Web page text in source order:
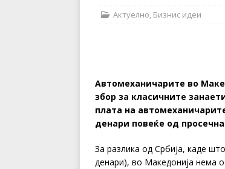
Актуелно, Бизнис идеи
Автомеханичарите во
збор за класичните
плата на
денари повеќе од
За разлика од Србија, каде
денари), во Македонија нема